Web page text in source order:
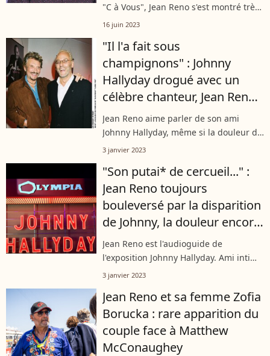
"C à Vous", Jean Reno s'est montré très
affecté au moment d'évoquer son
eu 80 ans aujourd'hui. L'acteur...
16 juin 2023
"Il l'a fait sous
champignons" : Johnny
Hallyday drogué avec un
célèbre chanteur, Jean Reno
balance !
Jean Reno aime parler de son ami
Johnny Hallyday, même si la douleur de
sa disparition est encore vive. Il se
d'une folle anecdote au sujet du...
3 janvier 2023
"Son putai* de cercueil..." :
Jean Reno toujours
bouleversé par la disparition
de Johnny, la douleur encore
très vive
Jean Reno est l'audioguide de
l'exposition Johnny Hallyday. Ami intime
du rockeur, l'acteur reconnaît que la
vive.
3 janvier 2023
Jean Reno et sa femme Zofia
Borucka : rare apparition du
couple face à Matthew
McConaughey